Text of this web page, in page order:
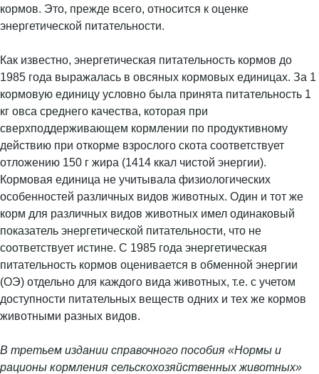
кормов. Это, прежде всего, относится к оценке
энергетической питательности.
Как известно, энергетическая питательность кормов до
1985 года выражалась в овсяных кормовых единицах. За 1
кормовую единицу условно была принята питательность 1
кг овса среднего качества, которая при
сверхподдерживающем кормлении по продуктивному
действию при откорме взрослого скота соответствует
отложению 150 г жира (1414 ккал чистой энергии).
Кормовая единица не учитывала физиологических
особенностей различных видов животных. Один и тот же
корм для различных видов животных имел одинаковый
показатель энергетической питательности, что не
соответствует истине. С 1985 года энергетическая
питательность кормов оценивается в обменной энергии
(ОЭ) отдельно для каждого вида животных, т.е. с учетом
доступности питательных веществ одних и тех же кормов
животными разных видов.
В третьем издании справочного пособия «Нормы и
рационы кормления сельскохозяйственных животных»